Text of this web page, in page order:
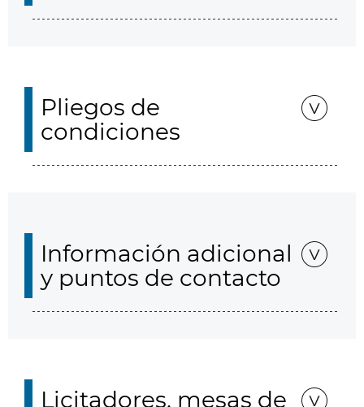
Pliegos de
condiciones
Información adicional
y puntos de contacto
Licitadores, mesas de